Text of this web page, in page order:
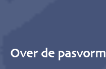
Over de pasvorm